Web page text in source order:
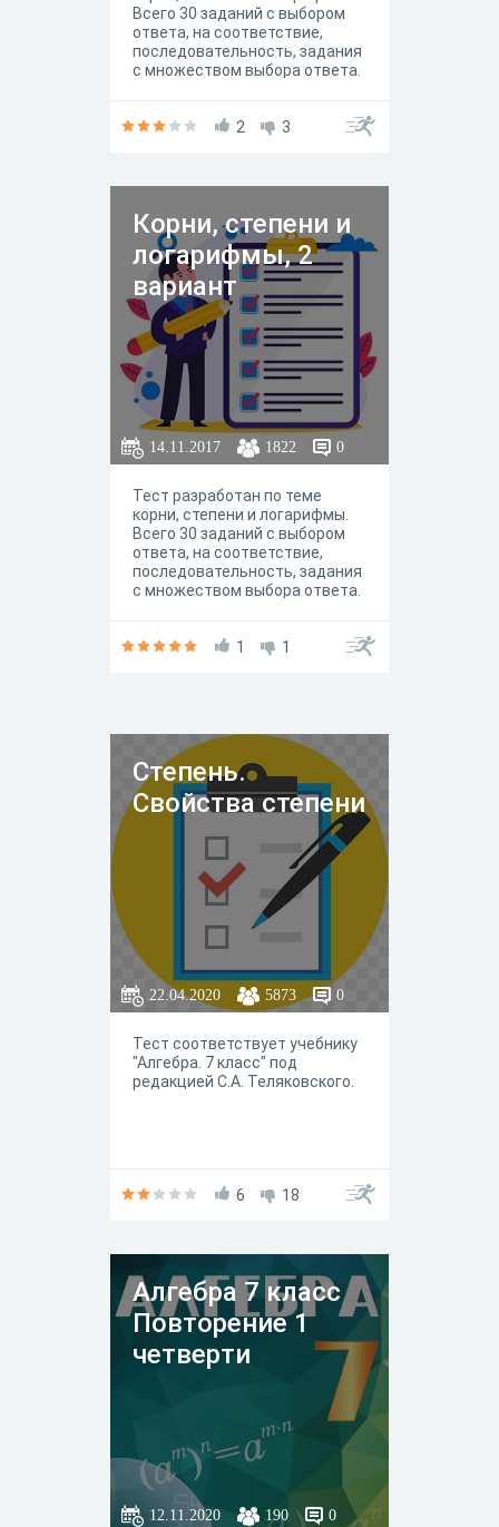
Всего 30 заданий с выбором
ответа, на соответствие,
последовательность, задания
с множеством выбора ответа.
прохождения 45 минут.
2 3
Корни, степени и
логарифмы, 2
вариант
14.11.2017 1822 0
Тест разработан по теме
корни, степени и логарифмы.
Всего 30 заданий с выбором
ответа, на соответствие,
последовательность, задания
с множеством выбора ответа.
прохождения 45 минут.
1 1
Степень.
Свойства степени
22.04.2020 5873 0
Тест соответствует учебнику
"Алгебра. 7 класс" под
редакцией С.А. Теляковского.
6 18
Алгебра 7 класс
Повторение 1
четверти
12.11.2020 190 0